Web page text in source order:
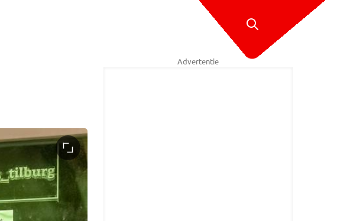
Advertentie